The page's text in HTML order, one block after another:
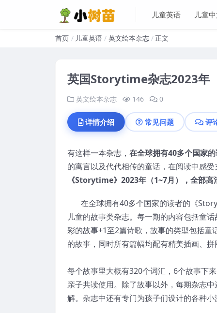
儿童英语 儿童
首页 儿童英语 英文绘本杂志 正文
英国Storytime杂志2023年
英文绘本杂志 146 0
详情介绍 常见问题 评
有这样一本杂志， 在全球拥有40多个国家
的寓言以及代代相传的童话，在阅读中感
《Storytime》2023年（1~7月），全部高
在全球拥有40多个国家的读者的《
儿童的故事类杂志。每一期的内容包括童
彩的故事+1至2篇诗歌，故事的类型包括
的故事，同时所有篇幅均配有精美插画、
每个故事里大概有320个词汇，6个故事下
亲子共读使用。除了故事以外，每期杂志
解。杂志中还有专门为孩子们设计的各种